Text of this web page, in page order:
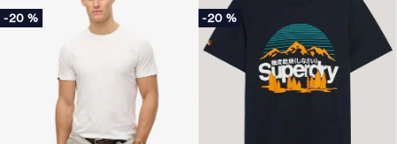
-20 % -20 %